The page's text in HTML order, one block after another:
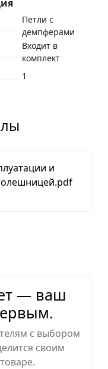
Петли с
демпферами
Входит в
комплект
1
и
— ваш
с выбором
своим